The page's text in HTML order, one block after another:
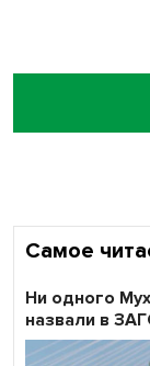
Самое
Ни одного
назвали в